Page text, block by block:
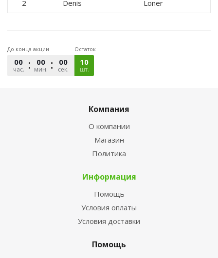
2 Denis Loner
До конца акции
00
час.
00
мин.
00
сек.
Остаток
10
шт.
Компания
О компании
Магазин
Политика
Информация
Помощь
Условия оплаты
Условия доставки
Помощь